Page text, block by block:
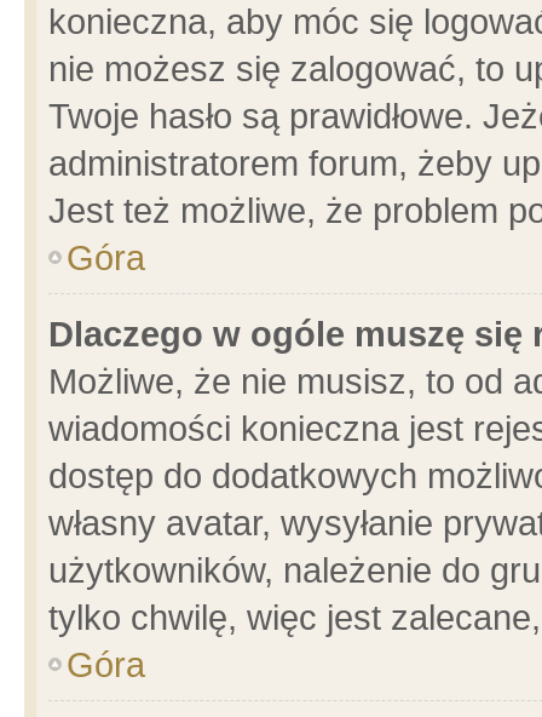
konieczna, aby móc się
nie możesz się zalogować, to
Twoje hasło są prawidłowe.
administratorem forum, żeby
Jest też możliwe, że problem
Góra
Dlaczego w ogóle muszę się
Możliwe, że nie musisz, to od
wiadomości konieczna jest
dostęp do dodatkowych
własny avatar, wysyłanie
użytkowników, należenie do
tylko chwilę, więc jest
Góra